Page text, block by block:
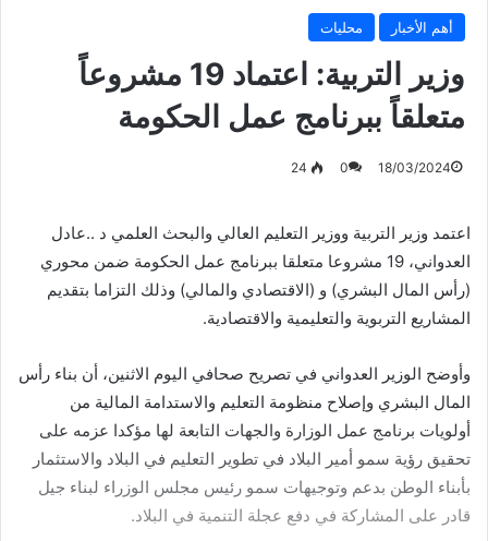
أهم الأخبار محليات
وزير التربية: اعتماد 19 مشروعاً
متعلقاً ببرنامج عمل الحكومة
18/03/2024
0
24
اعتمد وزير التربية ووزير التعليم العالي والبحث العلمي د ..عادل
العدواني، 19 مشروعا متعلقا ببرنامج عمل الحكومة ضمن محوري
(رأس المال البشري) و (الاقتصادي والمالي) وذلك التزاما بتقديم
المشاريع التربوية والتعليمية والاقتصادية.
وأوضح الوزير العدواني في تصريح صحافي اليوم الاثنين، أن بناء رأس
المال البشري وإصلاح منظومة التعليم والاستدامة المالية من
أولويات برنامج عمل الوزارة والجهات التابعة لها مؤكدا عزمه على
تحقيق رؤية سمو أمير البلاد في تطوير التعليم في البلاد والاستثمار
بأبناء الوطن بدعم وتوجيهات سمو رئيس مجلس الوزراء لبناء جيل
قادر على المشاركة في دفع عجلة التنمية في البلاد.